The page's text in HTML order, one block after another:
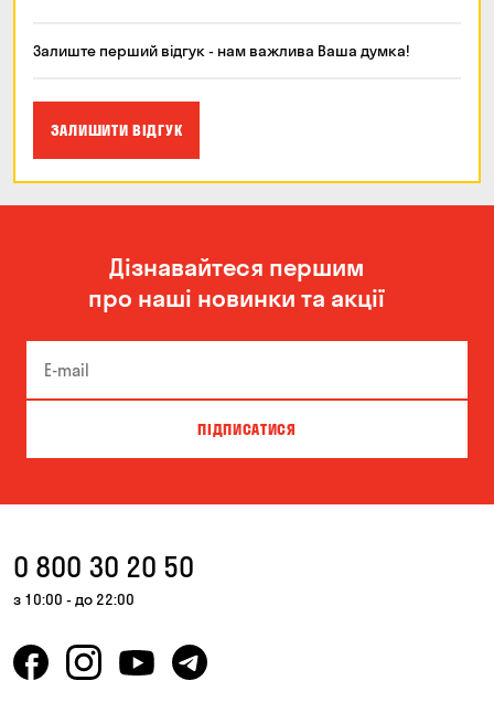
Залиште перший відгук - нам важлива Ваша думка!
ЗАЛИШИТИ ВІДГУК
Дізнавайтеся першим
про наші новинки та акції
ПІДПИСАТИСЯ
0 800 30 20 50
з 10:00 - до 22:00